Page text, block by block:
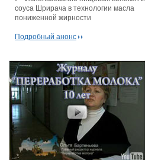
соуса Шрирача в технологии масла
пониженной жирности
Подробный анонс